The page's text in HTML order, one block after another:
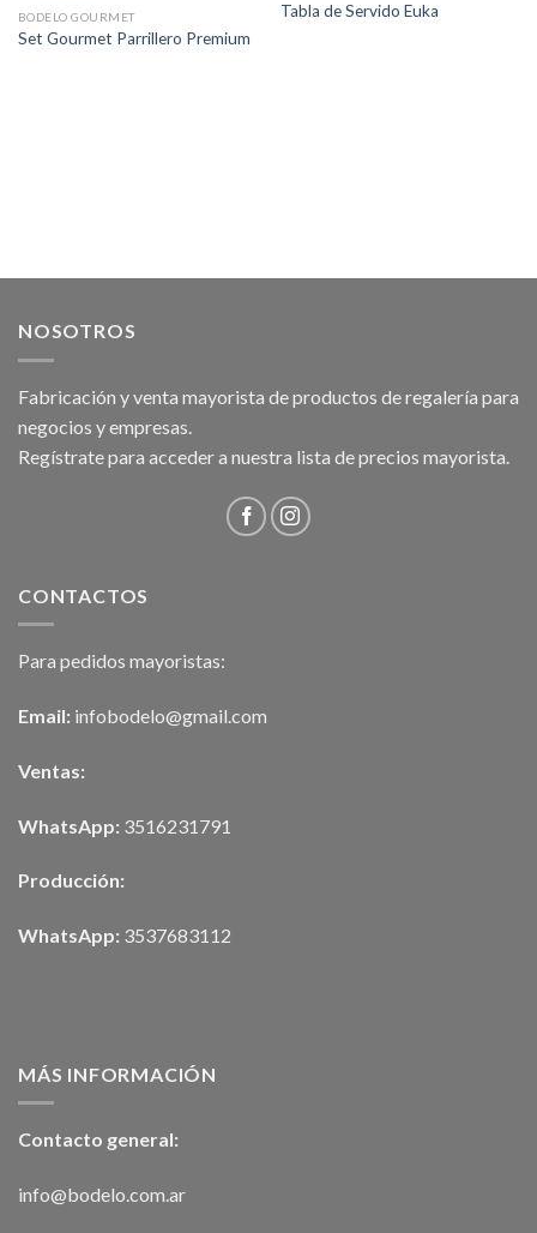
BODELO GOURMET
Set Gourmet Parrillero Premium
Tabla de Servido Euka
NOSOTROS
Fabricación y venta mayorista de productos de regalería para
negocios y empresas.
Regístrate para acceder a nuestra lista de precios mayorista.
CONTACTOS
Para pedidos mayoristas:
Email: infobodelo@gmail.com
Ventas:
WhatsApp: 3516231791
Producción:
WhatsApp: 3537683112
MÁS INFORMACIÓN
Contacto general:
info@bodelo.com.ar